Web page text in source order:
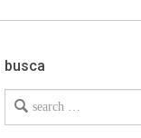
busca
Search